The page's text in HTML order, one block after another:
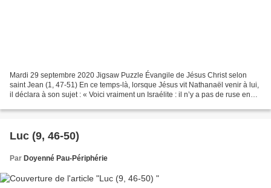
Mardi 29 septembre 2020 Jigsaw Puzzle Évangile de Jésus Christ selon
saint Jean (1, 47-51) En ce temps-là, lorsque Jésus vit Nathanaël venir à lui,
il déclara à son sujet : « Voici vraiment un Israélite : il n’y a pas de ruse en
Luc (9, 46-50)
Par Doyenné Pau-Périphérie